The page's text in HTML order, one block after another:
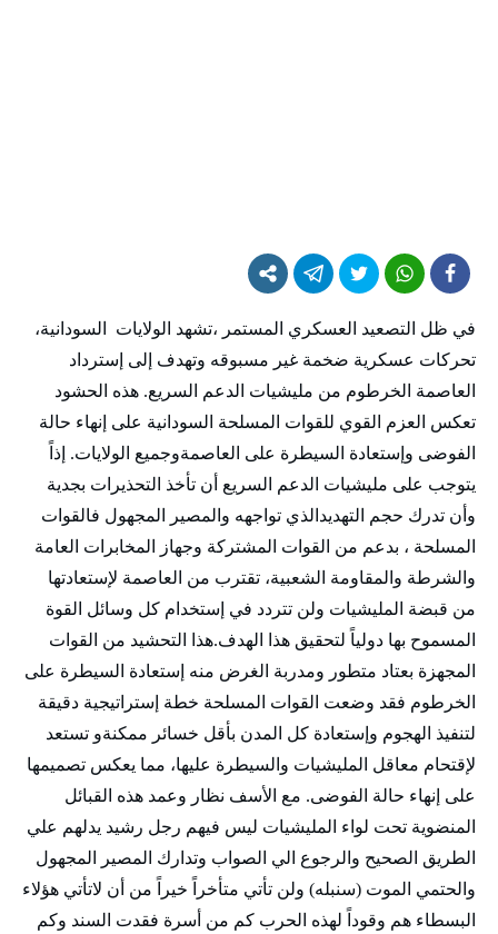
في ظل التصعيد العسكري المستمر ،تشهد الولايات السودانية،
تحركات عسكرية ضخمة غير مسبوقه وتهدف إلى إسترداد
العاصمة الخرطوم من مليشيات الدعم السريع. هذه الحشود
تعكس العزم القوي للقوات المسلحة السودانية على إنهاء حالة
الفوضى وإستعادة السيطرة على العاصمةوجميع الولايات. إذاً
يتوجب على مليشيات الدعم السريع أن تأخذ التحذيرات بجدية
وأن تدرك حجم التهديدالذي تواجهه والمصير المجهول فالقوات
المسلحة ، بدعم من القوات المشتركة وجهاز المخابرات العامة
والشرطة والمقاومة الشعبية، تقترب من العاصمة لإستعادتها
من قبضة المليشيات ولن تتردد في إستخدام كل وسائل القوة
المسموح بها دولياً لتحقيق هذا الهدف.هذا التحشيد من القوات
المجهزة بعتاد متطور ومدربة الغرض منه إستعادة السيطرة على
الخرطوم فقد وضعت القوات المسلحة خطة إستراتيجية دقيقة
لتنفيذ الهجوم وإستعادة كل المدن بأقل خسائر ممكنةو تستعد
لإقتحام معاقل المليشيات والسيطرة عليها، مما يعكس تصميمها
على إنهاء حالة الفوضى. مع الأسف نظار وعمد هذه القبائل
المنضوية تحت لواء المليشيات ليس فيهم رجل رشيد يدلهم علي
الطريق الصحيح والرجوع الي الصواب وتدارك المصير المجهول
والحتمي الموت (سنبله) ولن تأتي متأخراً خيراً من أن لاتأتي هؤلاء
البسطاء هم وقوداً لهذه الحرب كم من أسرة فقدت السند وكم